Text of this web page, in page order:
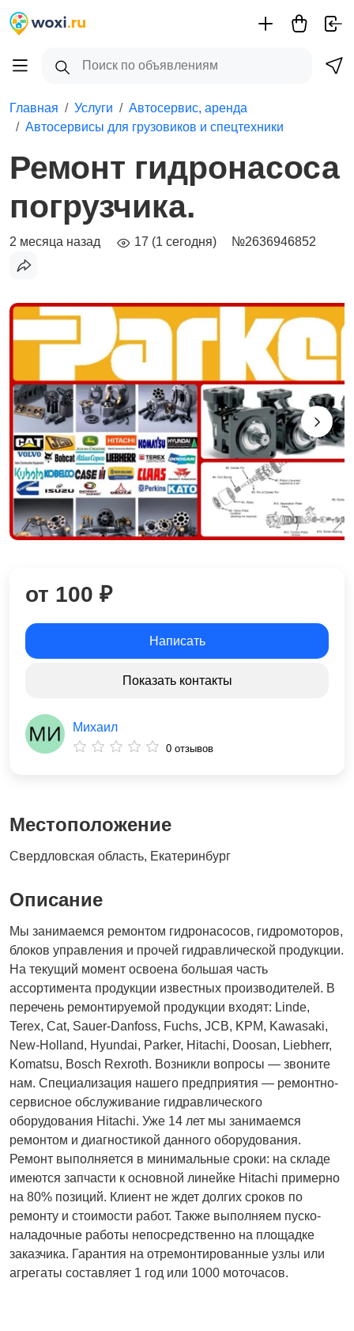
Главная Услуги
Автосервис, аренда
Автосервисы для грузовиков и спецтехники
Ремонт гидронасоса
погрузчика.
2 месяца назад 17 (1 сегодня) №2636946852
Местоположение
Свердловская область, Екатеринбург
Описание
Мы занимаемся ремонтом гидронасосов, гидромоторов,
блоков управления и прочей гидравлической продукции.
На текущий момент освоена большая часть
ассортимента продукции известных производителей. В
перечень ремонтируемой продукции входят: Linde,
Terex, Cat, Sauer-Danfoss, Fuchs, JCB, KPM, Kawasaki,
New-Holland, Hyundai, Parker, Hitachi, Doosan, Liebherr,
Komatsu, Bosch Rexroth. Возникли вопросы — звоните
нам. Специализация нашего предприятия — ремонтно-
сервисное обслуживание гидравлического
оборудования Hitachi. Уже 14 лет мы занимаемся
ремонтом и диагностикой данного оборудования.
Ремонт выполняется в минимальные сроки: на складе
имеются запчасти к основной линейке Hitachi примерно
на 80% позиций. Клиент не ждет долгих сроков по
ремонту и стоимости работ. Также выполняем пуско-
наладочные работы непосредственно на площадке
заказчика. Гарантия на отремонтированные узлы или
агрегаты составляет 1 год или 1000 моточасов.
от 100 ₽
Написать
Показать контакты
Михаил
0 отзывов